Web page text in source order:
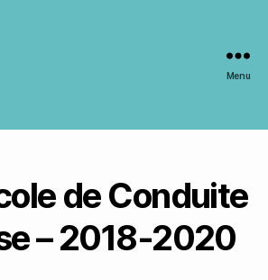
Menu
de Conduite
– 2018-2020